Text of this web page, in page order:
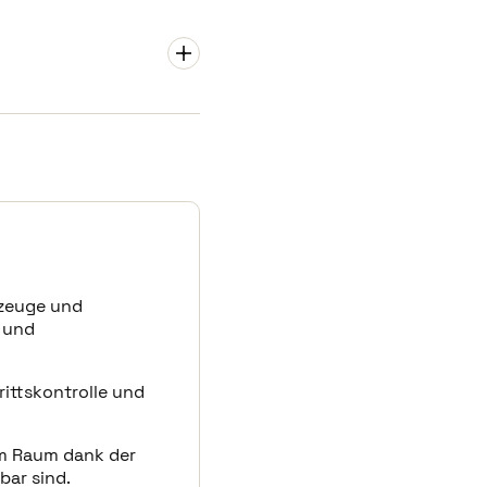
und die Service-
Zutritt auch in
auch zu
können andere
Besucher können
vollständig mit
im Gegenzug ein
Mitglieder, die
Armband
Bereich. Sie können
und
und
Raum dank der
sind.